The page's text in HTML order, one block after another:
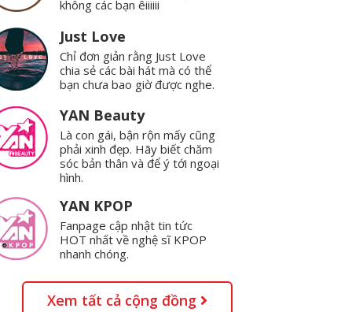
không các bạn êiiiiii
Just Love
Chỉ đơn giản rằng Just Love
chia sẻ các bài hát mà có thể
bạn chưa bao giờ được nghe.
YAN Beauty
Là con gái, bận rộn mấy cũng
phải xinh đẹp. Hãy biết chăm
sóc bản thân và để ý tới ngoại
hình.
YAN KPOP
Fanpage cập nhật tin tức
HOT nhất về nghệ sĩ KPOP
nhanh chóng.
Xem tất cả cộng đồng